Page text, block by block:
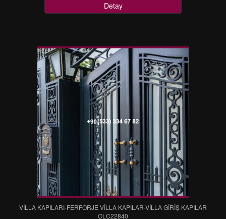
Detay
VİLLA KAPILARI-FERFORJE VİLLA KAPILAR-VİLLA GİRİŞ KAPILAR
OLC22840